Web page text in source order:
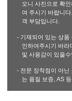
오니 사진으로 확
여 주시기 바랍니
객 부담입니다.
- 기재되어 있는 상품
인하여주시기 바라
및 사용감이 있을
- 전문 장착점이 아닌
는 품질 보증, AS